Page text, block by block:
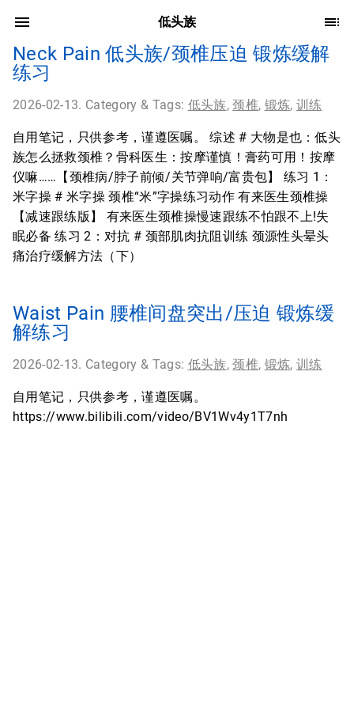
低头族
Neck Pain 低头族/颈椎压迫 锻炼缓解
练习
2026-02-13. Category & Tags: 低头族,颈椎, 锻炼, 训练
自用笔记，只供参考，谨遵医嘱。 综述 # 大物是也：低头
族怎么拯救颈椎？骨科医生：按摩谨慎！膏药可用！按摩
仪嘛……【颈椎病/脖子前倾/关节弹响/富贵包】 练习 1：
米字操 # 米字操 颈椎“米”字操练习动作 有来医生颈椎操
【减速跟练版】 有来医生颈椎操慢速跟练不怕跟不上!失
眠必备 练习 2：对抗 # 颈部肌肉抗阻训练 颈源性头晕头
痛治疗缓解方法（下）
Waist Pain 腰椎间盘突出/压迫 锻炼缓
解练习
2026-02-13. Category & Tags: 低头族,颈椎, 锻炼, 训练
自用笔记，只供参考，谨遵医嘱。
https://www.bilibili.com/video/BV1Wv4y1T7nh